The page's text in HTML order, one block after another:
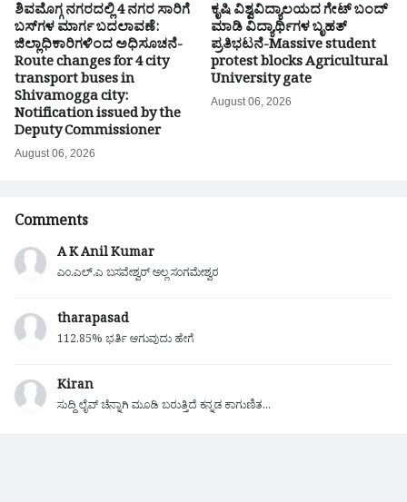
ಶಿವಮೊಗ್ಗ ನಗರದಲ್ಲಿ 4 ನಗರ ಸಾರಿಗೆ
ಬಸ್‌ಗಳ ಮಾರ್ಗ ಬದಲಾವಣೆ:
ಜಿಲ್ಲಾಧಿಕಾರಿಗಳಿಂದ ಅಧಿಸೂಚನೆ-
Route changes for 4 city
transport buses in
Shivamogga city:
Notification issued by the
Deputy Commissioner
August 06, 2026
ಕೃಷಿ ವಿಶ್ವವಿದ್ಯಾಲಯದ ಗೇಟ್ ಬಂದ್
ಮಾಡಿ ವಿದ್ಯಾರ್ಥಿಗಳ ಬೃಹತ್
ಪ್ರತಿಭಟನೆ-Massive student
protest blocks Agricultural
University gate
August 06, 2026
Comments
A K Anil Kumar
ಎಂ.ಎಲ್.ಎ ಬಸವೇಶ್ವರ್ ಅಲ್ಲ ಸಂಗಮೇಶ್ವರ
tharapasad
112.85% ಭರ್ತಿ ಆಗುವುದು ಹೇಗೆ
Kiran
ಸುದ್ದಿ ಲೈವ್ ಚೆನ್ನಾಗಿ ಮೂಡಿ ಬರುತ್ತಿದೆ ಕನ್ನಡ ಕಾಗುಣಿತ...